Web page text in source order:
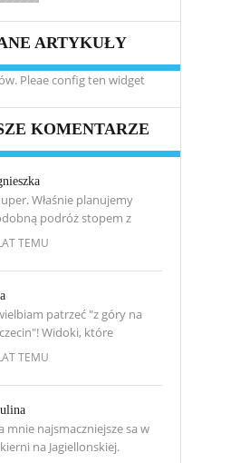
ARTYKUŁY
Pleae config ten widget
KOMENTARZE
Właśnie planujemy
podróż stopem z
TEMU
patrzeć "z góry na
Widoki, które
TEMU
mnie najsmaczniejsze sa w
na Jagiellonskiej.